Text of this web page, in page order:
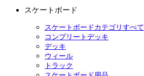
スケートボード
スケートボードカテゴリすべて
コンプリートデッキ
デッキ
ウィール
トラック